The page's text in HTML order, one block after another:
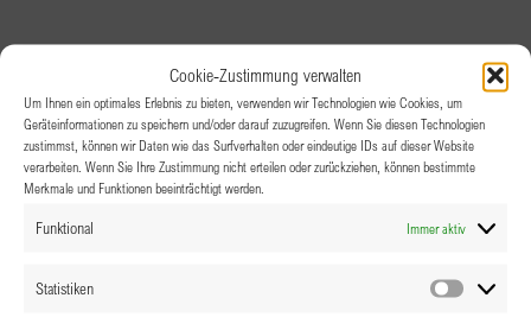
Cookie-Zustimmung verwalten
Um Ihnen ein optimales Erlebnis zu bieten, verwenden wir Technologien wie Cookies, um
Geräteinformationen zu speichern und/oder darauf zuzugreifen. Wenn Sie diesen Technologien
zustimmst, können wir Daten wie das Surfverhalten oder eindeutige IDs auf dieser Website
verarbeiten. Wenn Sie Ihre Zustimmung nicht erteilen oder zurückziehen, können bestimmte
Merkmale und Funktionen beeinträchtigt werden.
Funktional Immer aktiv
Statistiken